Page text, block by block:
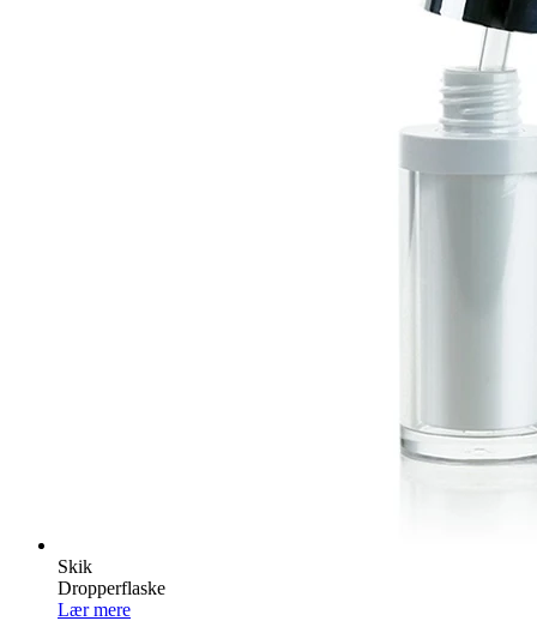
Skik
Dropperflaske
Lær mere